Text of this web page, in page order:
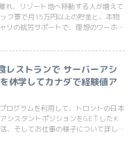
れ、リゾート地へ移動する人が増えて
フ寮で月15万円以上の貯金と、本物
リの就労サポートで、理想のワーホリ
レストランで サーバーアシ
休学してカナダで経験値ア
ログラムを利用して、トロントの日本
シスタントポジションをGEＴしたＫ
、そしてお仕事の様子について詳しく